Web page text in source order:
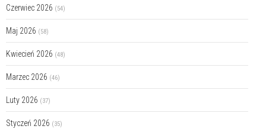
Czerwiec 2026 (54)
Maj 2026 (58)
Kwiecień 2026 (48)
Marzec 2026 (46)
Luty 2026 (37)
Styczeń 2026 (35)